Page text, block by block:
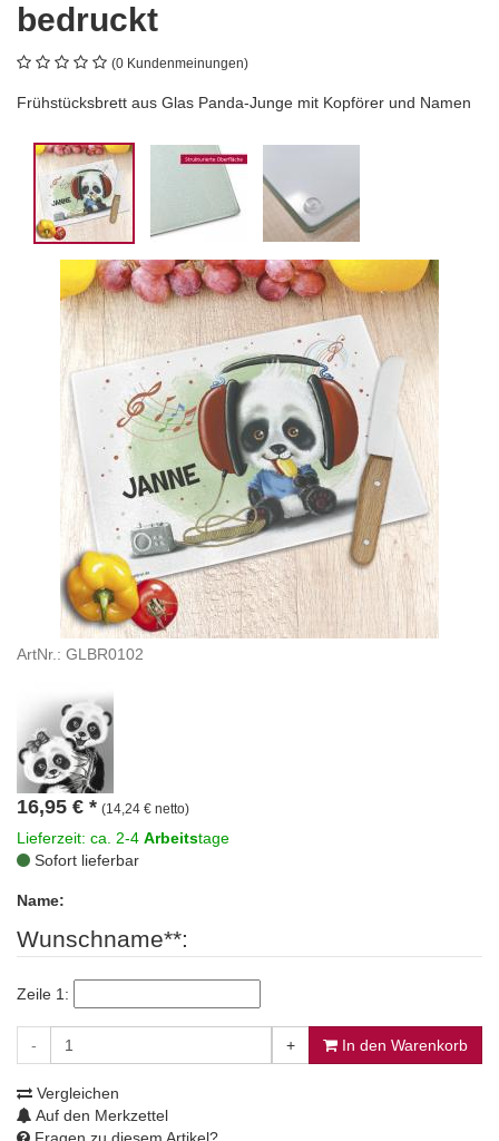
bedruckt
(0 Kundenmeinungen)
Frühstücksbrett aus Glas Panda-Junge mit Kopförer und Namen
ArtNr.: GLBR0102
16,95 € * (14,24 € netto)
Lieferzeit: ca. 2-4 Arbeitstage
Sofort lieferbar
Name:
Wunschname**:
Zeile 1:
- + In den Warenkorb
Vergleichen
Auf den Merkzettel